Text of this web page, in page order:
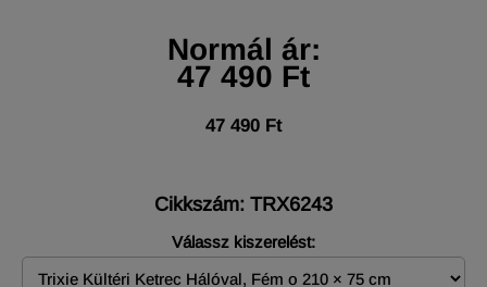
Normál ár:
47 490 Ft
47 490 Ft
Cikkszám: TRX6243
Válassz kiszerelést: